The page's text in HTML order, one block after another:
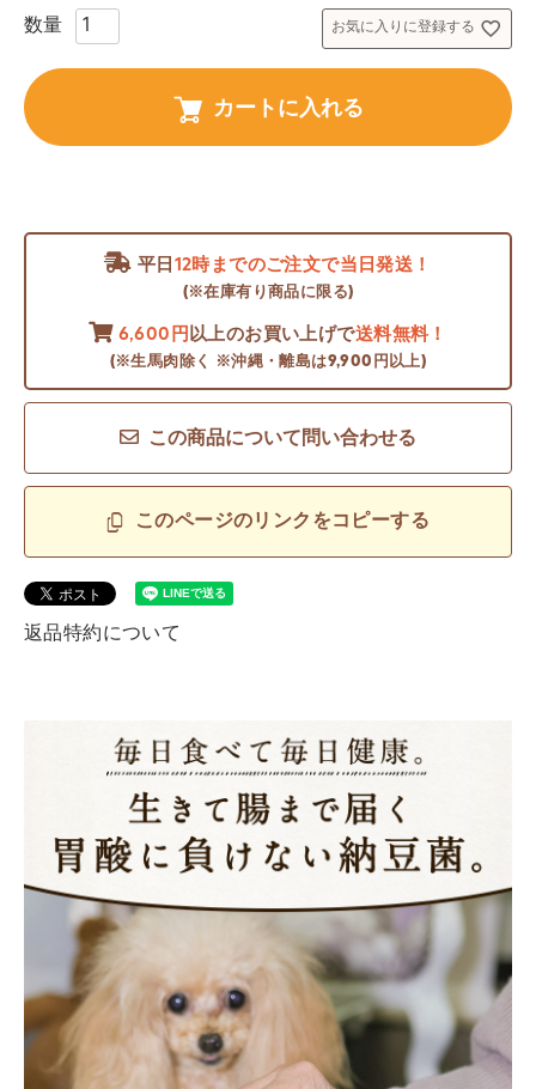
お気に入りに登録する
カートに入れる
平日 12時までのご注文で当日発送！
(※在庫有り商品に限る)
6,600円 以上のお買い上げで送料無料！
(※生馬肉除く ※沖縄・離島は9,900円以上)
この商品について問い合わせる
このページのリンクをコピーする
返品特約について